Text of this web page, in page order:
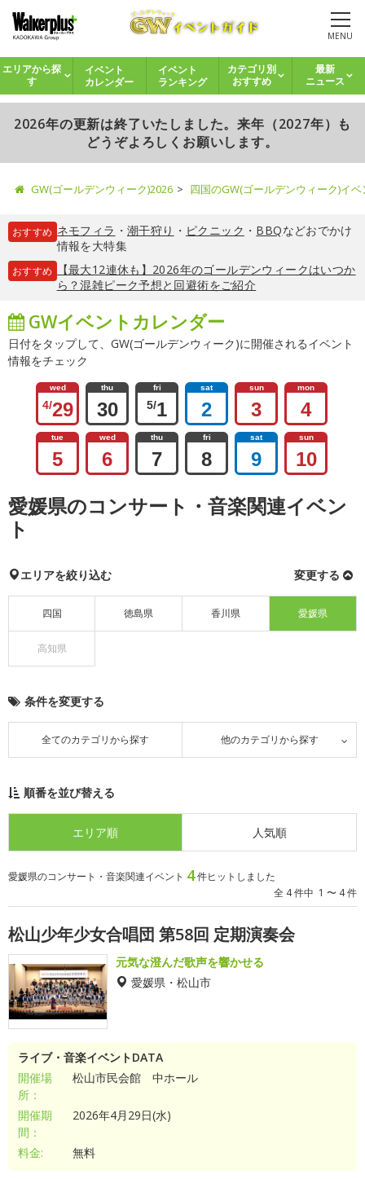
MENU
エリアから探
す
イベント
カレンダー
イベント
ランキング
カテゴリ別
おすすめ
最新
ニュース
2026年の更新は終了いたしました。来年（2027年）も
どうぞよろしくお願いします。
GW(ゴールデンウィーク)2026 四国のGW(ゴールデンウィーク)イ
おすすめ ネモフィラ ・ 潮干狩り ・ ピクニック ・ BBQなどおでかけ
情報を大特集
おすすめ
【最大12連休も】2026年のゴールデンウィークはいつか
ら？混雑ピーク予想と回避術をご紹介
GWイベントカレンダー
日付をタップして、GW(ゴールデンウィーク)に開催されるイベント
情報をチェック
wed
4/29
thu
30
fri
5/1
sat
2
sun
3
mon
4
tue
5
wed
6
thu
7
fri
8
sat
9
sun
10
愛媛県のコンサート・音楽関連イベン
ト
エリアを絞り込む 変更する
四国 徳島県 香川県 愛媛県
高知県
条件を変更する
全てのカテゴリから探す 他のカテゴリから探す
順番を並び替える
エリア順 人気順
愛媛県のコンサート・音楽関連イベント 4件ヒットしました
全 4 件中 1 〜 4 件
松山少年少女合唱団 第58回 定期演奏会
元気な澄んだ歌声を響かせる
愛媛県・松山市
ライブ・音楽イベントDATA
開催場
所：
松山市民会館 中ホール
開催期
間：
2026年4月29日(水)
料金: 無料